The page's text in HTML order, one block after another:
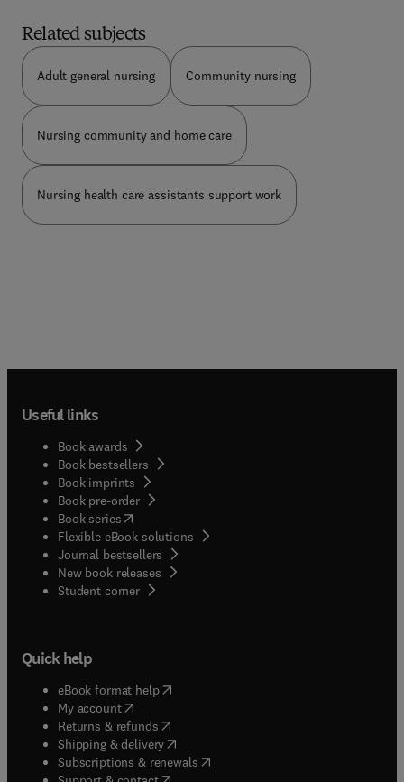
professionnel) de réviser les bases
incontournables en anatomie et en physiologie et
d’acquérir des connaissances théoriques et
pratiques, sur lesquelles il pourra prendre appui
tout au long de sa formation future et durant
l’exercice de sa profession.
Related subjects
Adult general nursing Community nursing
Nursing community and home care
Nursing health care assistants support work
Useful links
Book awards
Book bestsellers
Book imprints
Book pre-order
Book series(opens in new tab/window
Flexible eBook solutions
Journal bestsellers
New book releases
Student corner( opens in new tab/window
Quick help
eBook format help( opens in new tab/window
My account( opens in new tab/window
Returns & refunds( opens in new tab/window
Shipping & delivery(opens in new tab/window
Subscriptions & renewals( opens in new tab/window